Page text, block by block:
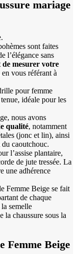
mariage
sont faites
l’élégance sans
de mesurer votre
vous référant à
pour femme
idéale pour les
nous avons
qualité, notamment
(jonc et lin), ainsi
caoutchouc.
l’assise plantaire,
de jute tressée. La
une adhérence
Femme Beige se fait
de chaque
semelle
la chaussure sous la
Femme Beige